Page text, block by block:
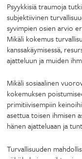
Psyykkisiä traumoja
subjektiivinen
syvimpien osien arvio
Mikäli kokemus
kanssakäymisessä,
ajatteluun ja muiden
Mikäli sosiaalinen
kokemuksen
primitiivisempiin
asettua toisen ihmisen
hänen ajatteluaan ja
Turvallisuuden